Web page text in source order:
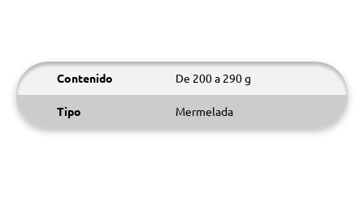
Contenido De 200 a 290 g
Tipo Mermelada